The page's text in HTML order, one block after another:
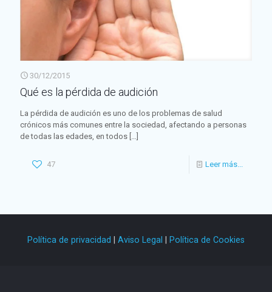
30/12/2015
Qué es la pérdida de audición
La pérdida de audición es uno de los problemas de salud
crónicos más comunes entre la sociedad, afectando a personas
de todas las edades, en todos […]
47 Leer más...
Política de privacidad Aviso Legal Política de Cookies